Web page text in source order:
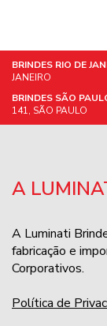
BRINDES RIO DE
JANEIRO
BRINDES SÃO
141, SÃO PAULO
A
A Luminati
fabricação e
Corporativos.
Política de